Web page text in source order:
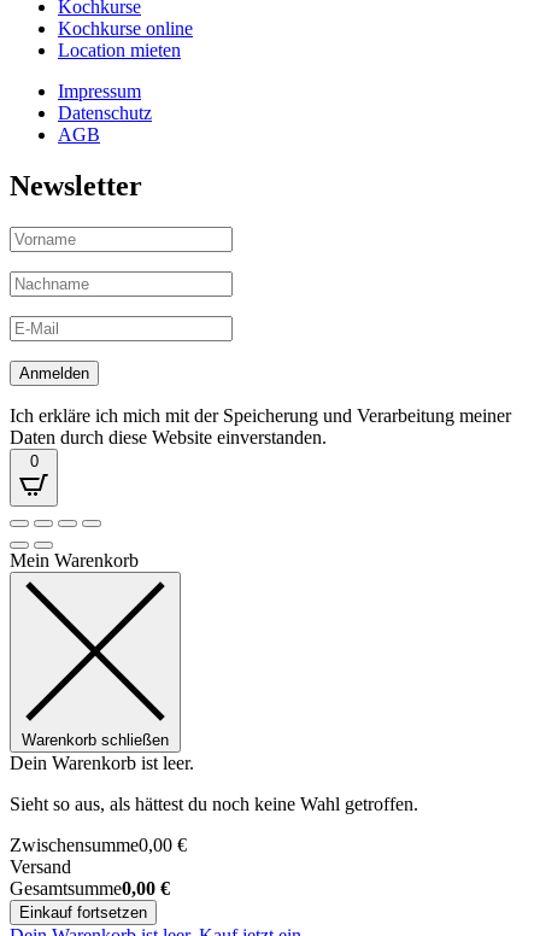
Kochkurse
Kochkurse online
Location mieten
Impressum
Datenschutz
AGB
Newsletter
Ich erkläre ich mich mit der Speicherung und Verarbeitung meiner
Daten durch diese Website einverstanden.
0
Mein Warenkorb
Warenkorb schließen
Dein Warenkorb ist leer.
Sieht so aus, als hättest du noch keine Wahl getroffen.
Zwischensumme0,00 €
Versand
Gesamtsumme0,00 €
Einkauf fortsetzen